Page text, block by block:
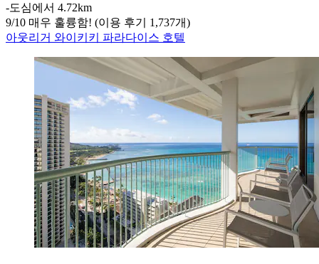
‐도심에서 4.72km
9/10 매우 훌륭함! (이용 후기 1,737개)
아웃리거 와이키키 파라다이스 호텔